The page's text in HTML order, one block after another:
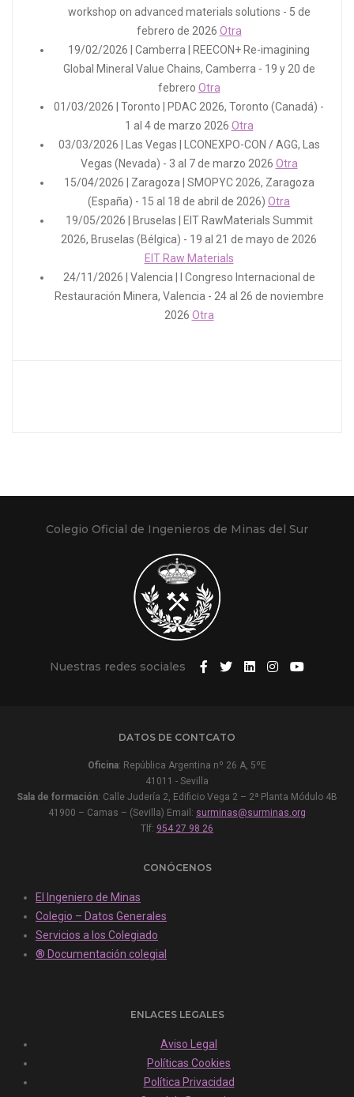
workshop on advanced materials solutions - 5 de
febrero de 2026 Otra
19/02/2026 | Camberra | REECON+ Re-imagining
Global Mineral Value Chains, Camberra - 19 y 20 de
febrero Otra
01/03/2026 | Toronto | PDAC 2026, Toronto (Canadá) -
1 al 4 de marzo 2026 Otra
03/03/2026 | Las Vegas | LCONEXPO-CON / AGG, Las
Vegas (Nevada) - 3 al 7 de marzo 2026 Otra
15/04/2026 | Zaragoza | SMOPYC 2026, Zaragoza
(España) - 15 al 18 de abril de 2026) Otra
19/05/2026 | Bruselas | EIT RawMaterials Summit
2026, Bruselas (Bélgica) - 19 al 21 de mayo de 2026
EIT Raw Materials
24/11/2026 | Valencia | I Congreso Internacional de
Restauración Minera, Valencia - 24 al 26 de noviembre
2026 Otra
Colegio Oficial de Ingenieros de Minas del Sur
Nuestras redes sociales
DATOS DE CONTCATO
Oficina: República Argentina nº 26 A, 5ºE
41011 - Sevilla
Sala de formación: Calle Judería 2, Edificio Vega 2 – 2ª Planta Módulo 4B
41900 – Camas – (Sevilla) Email: surminas@surminas.org
Tlf: 954 27 98 26
CONÓCENOS
El Ingeniero de Minas
Colegio – Datos Generales
Servicios a los Colegiado
® Documentación colegial
ENLACES LEGALES
Aviso Legal
Políticas Cookies
Política Privacidad